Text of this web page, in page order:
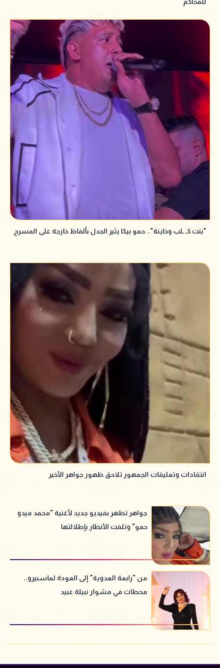
"بنت كـ ـلب وخاينة".. حمو بيكا يثير الجدل بألفاظ خارجة على المسرح
انتقادات وتعليقات الجمهور تلاحق ظهور جواهر الأخير
جواهر تظهر بفيديو جديد لأغنية "محمد ميدو
حمو" وتلفت الأنظار بإطلالتها
من "رابعة العدوية" إلى العودة لماسبيرو..
محطات في مشوار نبيلة عبيد